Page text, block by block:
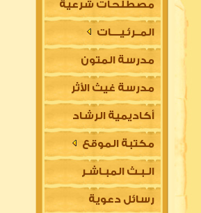
مصطلحات شرعية
المــرئـيــــات
مدرسة المتون
العلمية
مدرسة غيث الأثر
السلفية
أكاديمية الرشاد
العلمية للتأسيس
في مقدمات العلوم
الشرعية (للتعليم
مكتبة الموقع
الـبـث المبـاشـر
رسائل دعوية